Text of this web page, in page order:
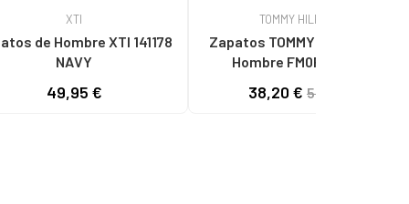
XTI
de Hombre XTI 141178
NAVY
49,95 €
TOMMY HILFIGER
Zapatos TOMMY HILFIGER de
Hombre FM0FM05353
SKY
38,20 € 54,90 €